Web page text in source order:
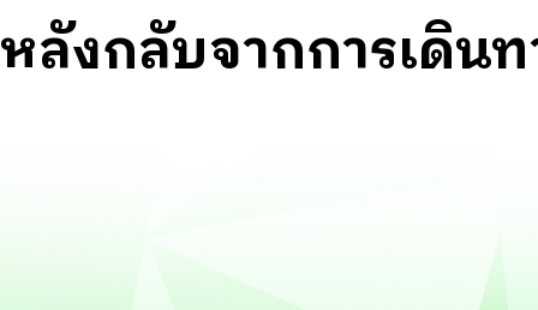
หลังกลับจากการเดิน